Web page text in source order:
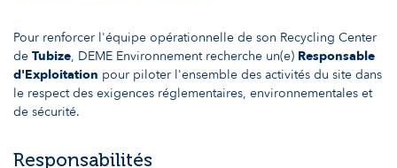
Pour renforcer l'équipe opérationnelle de son Recycling Center
de Tubize, DEME Environnement recherche un(e) Responsable
d'Exploitation pour piloter l'ensemble des activités du site dans
le respect des exigences réglementaires, environnementales et
de sécurité.
Responsabilités